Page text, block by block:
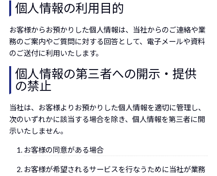
個人情報の利用目的
お客様からお預かりした個人情報は、当社からのご連絡や業
務のご案内やご質問に対する回答として、電子メールや資料
のご送付に利用いたします。
個人情報の第三者への開示・提供
の禁止
当社は、お客様よりお預かりした個人情報を適切に管理し、
次のいずれかに該当する場合を除き、個人情報を第三者に開
示いたしません。
お客様の同意がある場合
お客様が希望されるサービスを行なうために当社が業務